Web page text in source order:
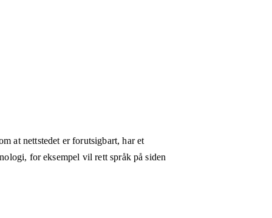
at nettstedet er forutsigbart, har et
for eksempel vil rett språk på siden